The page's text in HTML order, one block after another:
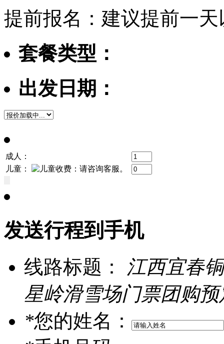
提前报名：建议提前一
套餐类型：
出发日期：
成人：
儿童：
发送行程到手机
线路标题：
江西宜春
星岭滑雪场门票团购
*您的姓名：